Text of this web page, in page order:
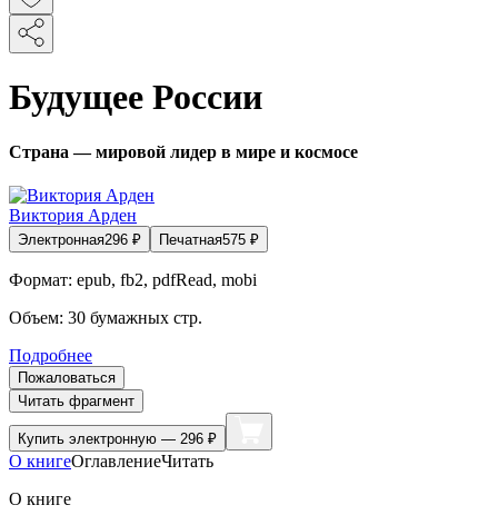
Будущее России
Страна — мировой лидер в мире и космосе
Виктория Арден
Электронная296 ₽ Печатная575 ₽
Формат: epub, fb2, pdfRead, mobi
Объем: 30 бумажных стр.
Подробнее
Пожаловаться
Читать фрагмент
Купить электронную — 296 ₽
О книгеОглавлениеЧитать
О книге